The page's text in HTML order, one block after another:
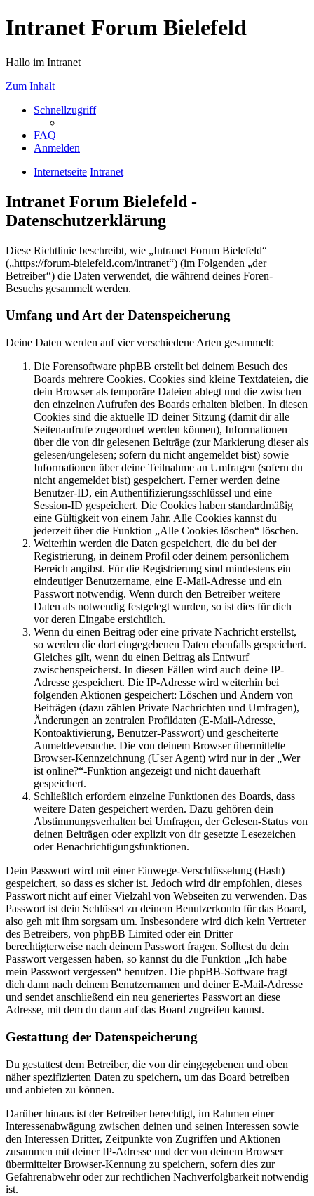
Intranet Forum Bielefeld
Hallo im Intranet
Zum Inhalt
Schnellzugriff
FAQ
Anmelden
Internetseite Intranet
Intranet Forum Bielefeld -
Datenschutzerklärung
Diese Richtlinie beschreibt, wie „Intranet Forum Bielefeld“
(„https://forum-bielefeld.com/intranet“) (im Folgenden „der
Betreiber“) die Daten verwendet, die während deines Foren-
Besuchs gesammelt werden.
Umfang und Art der Datenspeicherung
Deine Daten werden auf vier verschiedene Arten gesammelt:
Die Forensoftware phpBB erstellt bei deinem Besuch des
Boards mehrere Cookies. Cookies sind kleine Textdateien, die
dein Browser als temporäre Dateien ablegt und die zwischen
den einzelnen Aufrufen des Boards erhalten bleiben. In diesen
Cookies sind die aktuelle ID deiner Sitzung (damit dir alle
Seitenaufrufe zugeordnet werden können), Informationen
über die von dir gelesenen Beiträge (zur Markierung dieser als
gelesen/ungelesen; sofern du nicht angemeldet bist) sowie
Informationen über deine Teilnahme an Umfragen (sofern du
nicht angemeldet bist) gespeichert. Ferner werden deine
Benutzer-ID, ein Authentifizierungsschlüssel und eine
Session-ID gespeichert. Die Cookies haben standardmäßig
eine Gültigkeit von einem Jahr. Alle Cookies kannst du
jederzeit über die Funktion „Alle Cookies löschen“ löschen.
Weiterhin werden die Daten gespeichert, die du bei der
Registrierung, in deinem Profil oder deinem persönlichem
Bereich angibst. Für die Registrierung sind mindestens ein
eindeutiger Benutzername, eine E-Mail-Adresse und ein
Passwort notwendig. Wenn durch den Betreiber weitere
Daten als notwendig festgelegt wurden, so ist dies für dich
vor deren Eingabe ersichtlich.
Wenn du einen Beitrag oder eine private Nachricht erstellst,
so werden die dort eingegebenen Daten ebenfalls gespeichert.
Gleiches gilt, wenn du einen Beitrag als Entwurf
zwischenspeicherst. In diesen Fällen wird auch deine IP-
Adresse gespeichert. Die IP-Adresse wird weiterhin bei
folgenden Aktionen gespeichert: Löschen und Ändern von
Beiträgen (dazu zählen Private Nachrichten und Umfragen),
Änderungen an zentralen Profildaten (E-Mail-Adresse,
Kontoaktivierung, Benutzer-Passwort) und gescheiterte
Anmeldeversuche. Die von deinem Browser übermittelte
Browser-Kennzeichnung (User Agent) wird nur in der „Wer
ist online?“-Funktion angezeigt und nicht dauerhaft
gespeichert.
Schließlich erfordern einzelne Funktionen des Boards, dass
weitere Daten gespeichert werden. Dazu gehören dein
Abstimmungsverhalten bei Umfragen, der Gelesen-Status von
deinen Beiträgen oder explizit von dir gesetzte Lesezeichen
oder Benachrichtigungsfunktionen.
Dein Passwort wird mit einer Einwege-Verschlüsselung (Hash)
gespeichert, so dass es sicher ist. Jedoch wird dir empfohlen, dieses
Passwort nicht auf einer Vielzahl von Webseiten zu verwenden. Das
Passwort ist dein Schlüssel zu deinem Benutzerkonto für das Board,
also geh mit ihm sorgsam um. Insbesondere wird dich kein Vertreter
des Betreibers, von phpBB Limited oder ein Dritter
berechtigterweise nach deinem Passwort fragen. Solltest du dein
Passwort vergessen haben, so kannst du die Funktion „Ich habe
mein Passwort vergessen“ benutzen. Die phpBB-Software fragt
dich dann nach deinem Benutzernamen und deiner E-Mail-Adresse
und sendet anschließend ein neu generiertes Passwort an diese
Adresse, mit dem du dann auf das Board zugreifen kannst.
Gestattung der Datenspeicherung
Du gestattest dem Betreiber, die von dir eingegebenen und oben
näher spezifizierten Daten zu speichern, um das Board betreiben
und anbieten zu können.
Darüber hinaus ist der Betreiber berechtigt, im Rahmen einer
Interessenabwägung zwischen deinen und seinen Interessen sowie
den Interessen Dritter, Zeitpunkte von Zugriffen und Aktionen
zusammen mit deiner IP-Adresse und der von deinem Browser
übermittelter Browser-Kennung zu speichern, sofern dies zur
Gefahrenabwehr oder zur rechtlichen Nachverfolgbarkeit notwendig
ist.